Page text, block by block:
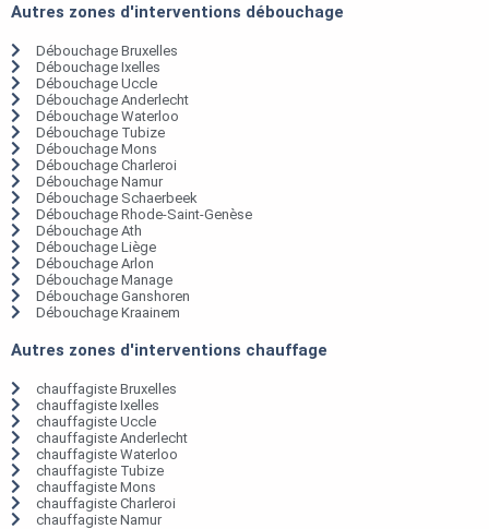
Autres zones d'interventions débouchage
Débouchage Bruxelles
Débouchage Ixelles
Débouchage Uccle
Débouchage Anderlecht
Débouchage Waterloo
Débouchage Tubize
Débouchage Mons
Débouchage Charleroi
Débouchage Namur
Débouchage Schaerbeek
Débouchage Rhode-Saint-Genèse
Débouchage Ath
Débouchage Liège
Débouchage Arlon
Débouchage Manage
Débouchage Ganshoren
Débouchage Kraainem
Autres zones d'interventions chauffage
chauffagiste Bruxelles
chauffagiste Ixelles
chauffagiste Uccle
chauffagiste Anderlecht
chauffagiste Waterloo
chauffagiste Tubize
chauffagiste Mons
chauffagiste Charleroi
chauffagiste Namur